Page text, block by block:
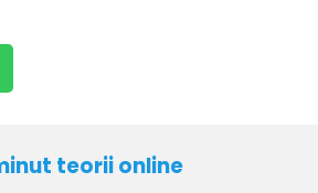
teorii online